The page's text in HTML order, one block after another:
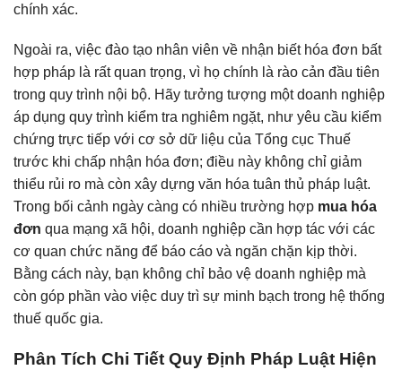
chính xác.
Ngoài ra, việc đào tạo nhân viên về nhận biết hóa đơn bất
hợp pháp là rất quan trọng, vì họ chính là rào cản đầu tiên
trong quy trình nội bộ. Hãy tưởng tượng một doanh nghiệp
áp dụng quy trình kiểm tra nghiêm ngặt, như yêu cầu kiểm
chứng trực tiếp với cơ sở dữ liệu của Tổng cục Thuế
trước khi chấp nhận hóa đơn; điều này không chỉ giảm
thiểu rủi ro mà còn xây dựng văn hóa tuân thủ pháp luật.
Trong bối cảnh ngày càng có nhiều trường hợp mua hóa
đơn qua mạng xã hội, doanh nghiệp cần hợp tác với các
cơ quan chức năng để báo cáo và ngăn chặn kịp thời.
Bằng cách này, bạn không chỉ bảo vệ doanh nghiệp mà
còn góp phần vào việc duy trì sự minh bạch trong hệ thống
thuế quốc gia.
Phân Tích Chi Tiết Quy Định Pháp Luật Hiện